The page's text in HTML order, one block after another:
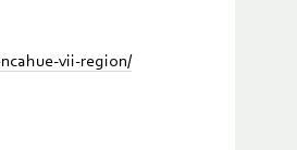
vii-region/